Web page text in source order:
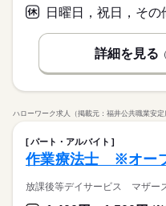
日曜日，祝日，その
詳細を見る
ハローワーク求人（掲載元：福井公共職業安定
パート・アルバイト
作業療法士 ※オー
放課後等デイサービス マザー